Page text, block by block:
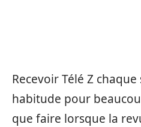
Recevoir Télé Z
habitude pour
que faire lorsque la